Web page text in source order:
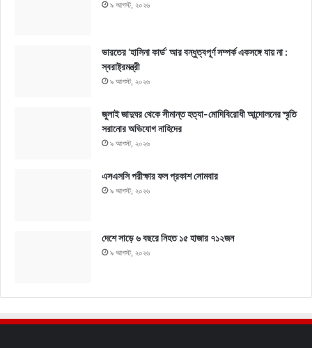
৯ আগস্ট, ২০২৬
ভারতের ‘হাসিনা কার্ড’ আর বন্ধুত্বপূর্ণ সম্পর্ক একসঙ্গে যায় না :
স্বরাষ্ট্রমন্ত্রী
৯ আগস্ট, ২০২৬
জুলাই জাদুঘর থেকে সীমান্ত হত্যা-মোদিবিরোধী আন্দোলনের স্মৃতি
সরানোর অভিযোগ নাহিদের
৯ আগস্ট, ২০২৬
এসএসসি পরীক্ষার ফল প্রকাশ সোমবার
৯ আগস্ট, ২০২৬
দেশে সাড়ে ৬ বছরে নিহত ১৫ হাজার ৭১২জন
৯ আগস্ট, ২০২৬